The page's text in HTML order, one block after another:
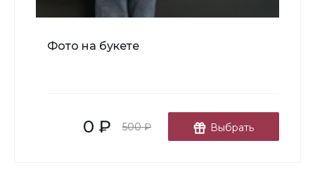
В корзину
Фото на букете
0 ₽ 500 ₽ Выбрать